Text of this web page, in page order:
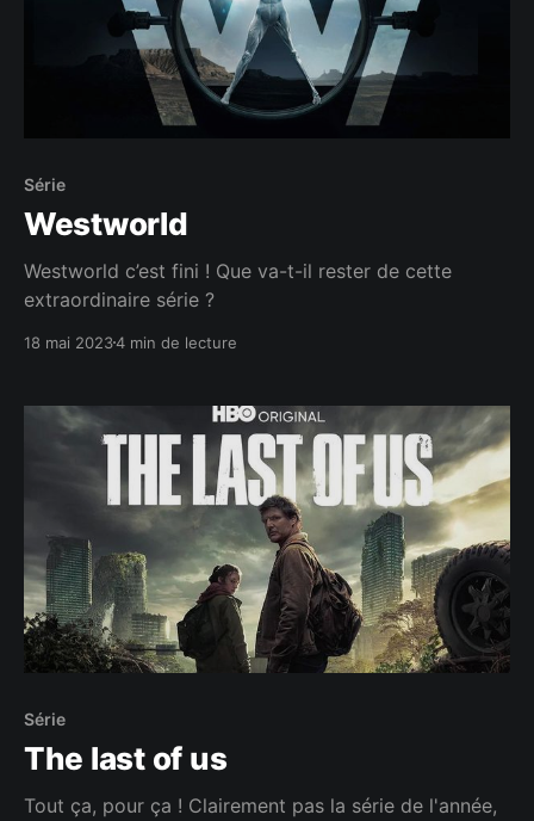
Série
Westworld
Westworld c’est fini ! Que va-t-il rester de cette
extraordinaire série ?
18 mai 20234 min de lecture
Série
The last of us
Tout ça, pour ça ! Clairement pas la série de l'année,